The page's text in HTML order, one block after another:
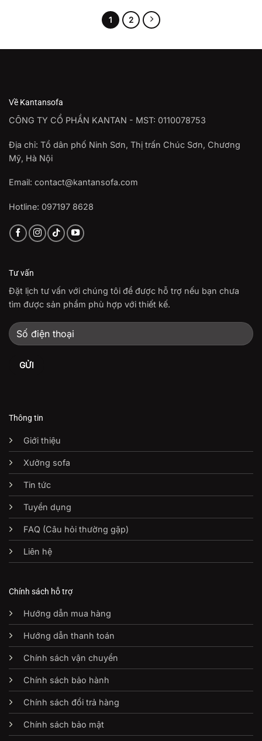
1 2
Về Kantansofa
CÔNG TY CỔ PHẦN KANTAN - MST: 0110078753
Địa chỉ: Tổ dân phố Ninh Sơn, Thị trấn Chúc Sơn, Chương
Mỹ, Hà Nội
Email: contact@kantansofa.com
Hotline: 097197 8628
Thông tin
Giới thiệu
Xưởng sofa
Tin tức
Tuyển dụng
FAQ (Câu hỏi thường gặp)
Liên hệ
Chính sách hỗ trợ
Hướng dẫn mua hàng
Hướng dẫn thanh toán
Chính sách vận chuyển
Chính sách bảo hành
Chính sách đổi trả hàng
Chính sách bảo mật
Tư vấn
Đặt lịch tư vấn với chúng tôi để được hỗ trợ nếu bạn chưa
tìm được sản phẩm phù hợp với thiết kế.